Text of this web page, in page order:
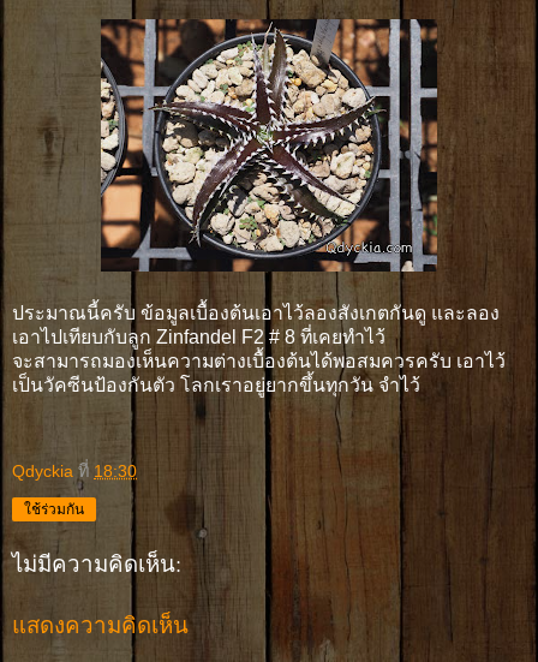
ประมาณนี้ครับ ข้อมูลเบื้องต้นเอาไว้ลองสังเกตกันดู และลอง
เอาไปเทียบกับลูก Zinfandel F2 # 8 ที่เคยทำไว้
จะสามารถมองเห็นความต่างเบื้องต้นได้พอสมควรครับ เอาไว้
เป็นวัคซีนป้องกันตัว โลกเราอยู่ยากขึ้นทุกวัน จำไว้
Qdyckia ที่ 18:30
ใช้ร่วมกัน
ไม่มีความคิดเห็น:
แสดงความคิดเห็น